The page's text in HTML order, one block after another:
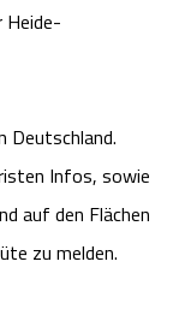
Heide-
Deutschland.
Infos, sowie
auf den Flächen
zu melden.